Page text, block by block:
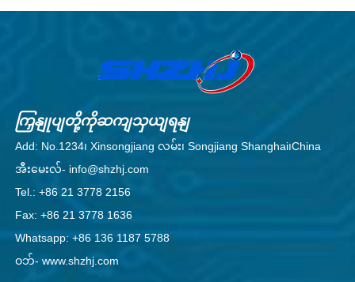
ကြှနျုပျတို့ကိုဆကျသှယျရနျ
Add: No.1234၊ Xinsongjiang လမ်း၊ Songjiang Shanghai၊China
အီးမေးလ်- info@shzhj.com
Tel.: +86 21 3778 2156
Fax: +86 21 3778 1636
Whatsapp: +86 136 1187 5788
ဝဘ်- www.shzhj.com